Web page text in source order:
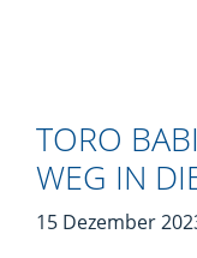
TORO
WEG IN
15 Dezember